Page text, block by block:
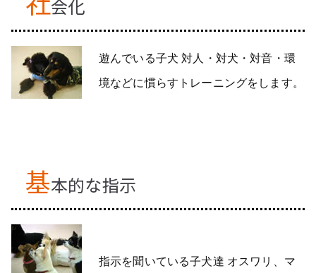
会化
遊んでいる子犬 対人・対犬・対音・環
境などに慣らすトレーニングをします。
基本的な指示
指示を聞いている子犬達 オスワリ、マ